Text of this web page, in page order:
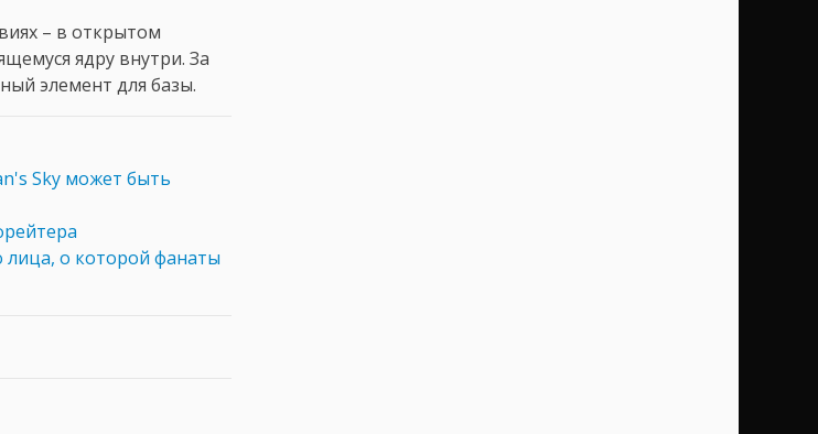
– в открытом
ядру внутри. За
элемент для базы.
Sky может быть
лица, о которой фанаты